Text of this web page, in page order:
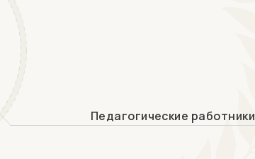
Педагогические работники